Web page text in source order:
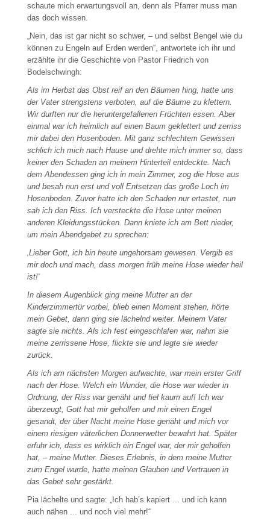
schaute mich erwartungsvoll an, denn als Pfarrer muss man
das doch wissen.
„Nein, das ist gar nicht so schwer, – und selbst Bengel wie du
können zu Engeln auf Erden werden“, antwortete ich ihr und
erzählte ihr die Geschichte von Pastor Friedrich von
Bodelschwingh:
Als im Herbst das Obst reif an den Bäumen hing, hatte uns
der Vater strengstens verboten, auf die Bäume zu klettern.
Wir durften nur die heruntergefallenen Früchten essen. Aber
einmal war ich heimlich auf einen Baum geklettert und zerriss
mir dabei den Hosenboden. Mit ganz schlechtem Gewissen
schlich ich mich nach Hause und drehte mich immer so, dass
keiner den Schaden an meinem Hinterteil entdeckte. Nach
dem Abendessen ging ich in mein Zimmer, zog die Hose aus
und besah nun erst und voll Entsetzen das große Loch im
Hosenboden. Zuvor hatte ich den Schaden nur ertastet, nun
sah ich den Riss. Ich versteckte die Hose unter meinen
anderen Kleidungsstücken. Dann kniete ich am Bett nieder,
um mein Abendgebet zu sprechen:
‚Lieber Gott, ich bin heute ungehorsam gewesen. Vergib es
mir doch und mach, dass morgen früh meine Hose wieder heil
ist!'
In diesem Augenblick ging meine Mutter an der
Kinderzimmertür vorbei, blieb einen Moment stehen, hörte
mein Gebet, dann ging sie lächelnd weiter. Meinem Vater
sagte sie nichts. Als ich fest eingeschlafen war, nahm sie
meine zerrissene Hose, flickte sie und legte sie wieder
zurück.
Als ich am nächsten Morgen aufwachte, war mein erster Griff
nach der Hose. Welch ein Wunder, die Hose war wieder in
Ordnung, der Riss war genäht und fiel kaum auf! Ich war
überzeugt, Gott hat mir geholfen und mir einen Engel
gesandt, der über Nacht meine Hose genäht und mich vor
einem riesigen väterlichen Donnerwetter bewahrt hat. Später
erfuhr ich, dass es wirklich ein Engel war, der mir geholfen
hat, – meine Mutter. Dieses Erlebnis, in dem meine Mutter
zum Engel wurde, hatte meinen Glauben und Vertrauen in
das Gebet sehr gestärkt.
Pia lächelte und sagte: „Ich hab’s kapiert ... und ich kann
auch nähen ... und noch viel mehr!“